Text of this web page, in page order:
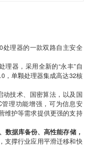
处理器的一款双路自主安全
理器，采用全新的“永丰”自
，单颗处理器集成高达32核
动技术、国密算法，以及国
理功能增强，可为信息安
维护等需求提供更强的支持
数据库备份、高性能存储，
支撑行业应用平滑迁移和快